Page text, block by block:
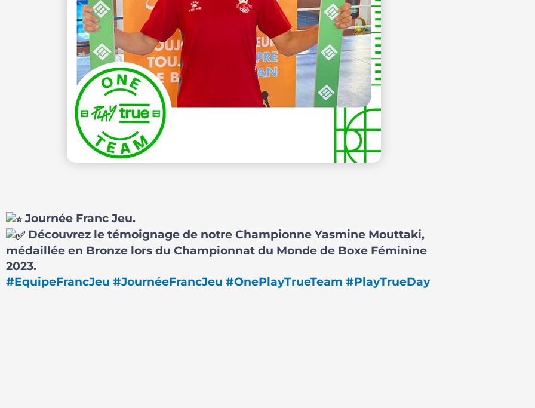
Journée Franc Jeu.
Découvrez le témoignage de notre Championne Yasmine Mouttaki,
médaillée en Bronze lors du Championnat du Monde de Boxe Féminine
2023.
#EquipeFrancJeu #JournéeFrancJeu #OnePlayTrueTeam #PlayTrueDay